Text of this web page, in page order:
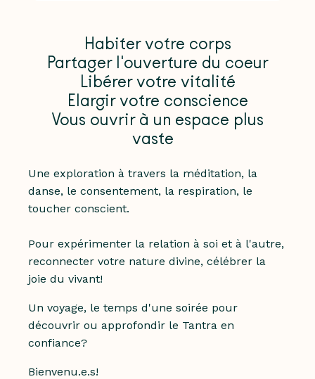
Habiter votre corps
Partager l'ouverture du coeur
Libérer votre vitalité
Elargir votre conscience
Vous ouvrir à un espace plus
vaste
Une exploration à travers la méditation, la
danse, le consentement, la respiration, le
toucher conscient.
Pour expérimenter la relation à soi et à l'autre,
reconnecter votre nature divine, célébrer la
joie du vivant!
Un voyage, le temps d'une soirée pour
découvrir ou approfondir le Tantra en
confiance?
Bienvenu.e.s!